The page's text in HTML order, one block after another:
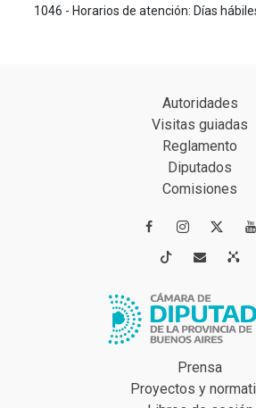
1046 - Horarios de atención: Días
Autoridades
Visitas guiadas
Reglamento
Diputados
Comisiones
 
 
Prensa
Proyectos y